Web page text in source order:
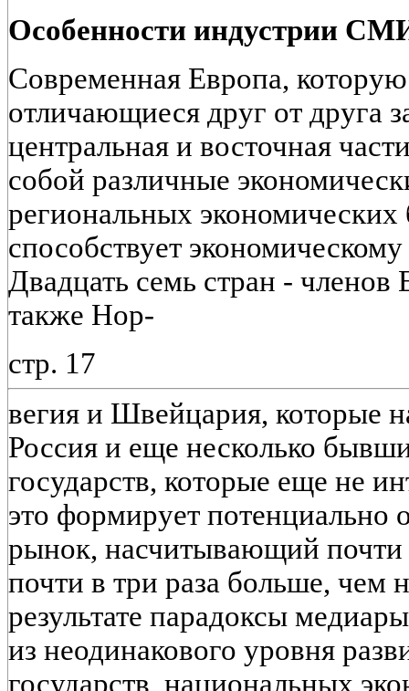
Особенности индустрии
Современная Европа,
отличающиеся друг от друга
центральная и восточная
собой различные
региональных экономических
способствует
Двадцать семь стран - членов
также Нор-
стр. 17
вегия и Швейцария, которые
Россия и еще несколько
государств, которые еще не
это формирует потенциально
рынок, насчитывающий почти
почти в три раза больше,
результате парадоксы
из неодинакового уровня
государств, национальных